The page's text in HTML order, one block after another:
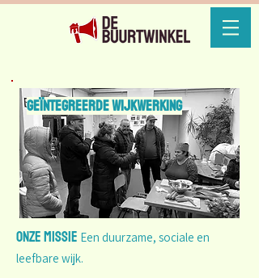
Geïntegreerde wijkwerking
Onze missie Een duurzame, sociale en
leefbare wijk.